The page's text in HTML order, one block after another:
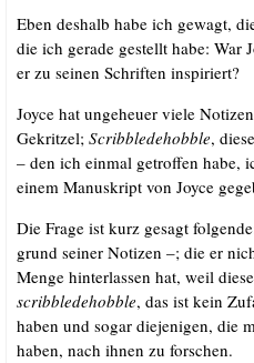
Eben des­halb habe ich gewagt,
die ich gera­de gestellt habe: War
er zu sei­nen Schrif­ten inspiriert?
Joy­ce hat unge­heu­er vie­le
Gekrit­zel; Scribb­le­de­hob­ble,
– den ich ein­mal getrof­fen habe,
einem Manu­skript von Joy­ce
Die Fra­ge ist kurz gesagt
grund sei­ner Noti­zen –; die er
Men­ge hin­ter­las­sen hat, weil
scribb­le­de­hob­ble, das ist kein
haben und sogar die­je­ni­gen, die
haben, nach ihnen zu forschen.